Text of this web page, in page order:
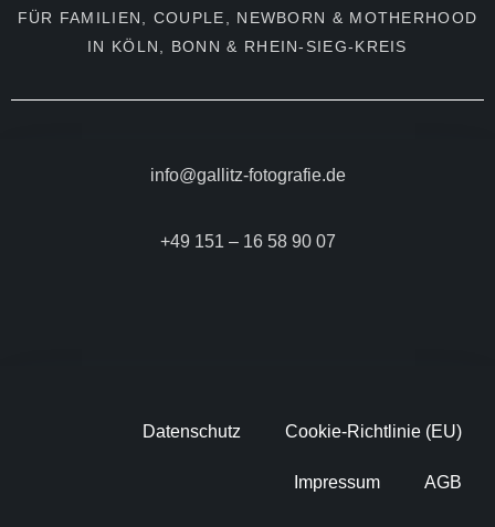
FÜR FAMILIEN, COUPLE, NEWBORN & MOTHERHOOD
IN KÖLN, BONN & RHEIN-SIEG-KREIS
info@gallitz-fotografie.de
+49 151 – 16 58 90 07
Datenschutz Cookie-Richtlinie (EU)
Impressum AGB